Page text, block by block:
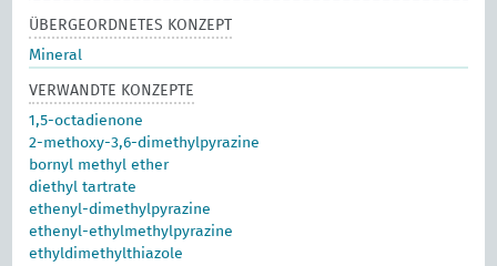
ÜBERGEORDNETES KONZEPT
Mineral
VERWANDTE KONZEPTE
1,5-octadienone
2-methoxy-3,6-dimethylpyrazine
bornyl methyl ether
diethyl tartrate
ethenyl-dimethylpyrazine
ethenyl-ethylmethylpyrazine
ethyldimethylthiazole